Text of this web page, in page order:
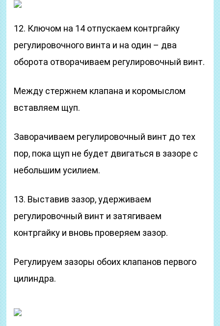
12. Ключом на 14 отпускаем контргайку
регулировочного винта и на один – два
оборота отворачиваем регулировочный винт.
Между стержнем клапана и коромыслом
вставляем щуп.
Заворачиваем регулировочный винт до тех
пор, пока щуп не будет двигаться в зазоре с
небольшим усилием.
13. Выставив зазор, удерживаем
регулировочный винт и затягиваем
контргайку и вновь проверяем зазор.
Регулируем зазоры обоих клапанов первого
цилиндра.